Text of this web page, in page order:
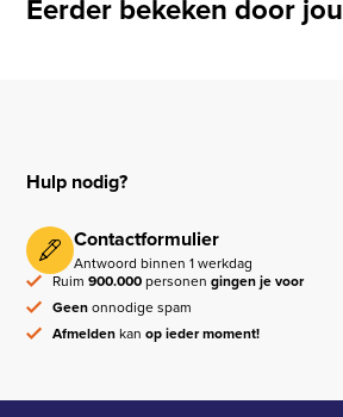
Eerder bekeken door jou
Hulp nodig?
Contactformulier
Antwoord binnen 1 werkdag
Ruim900.000personengingen je voor
Geenonnodige spam
Afmeldenkanop ieder moment!